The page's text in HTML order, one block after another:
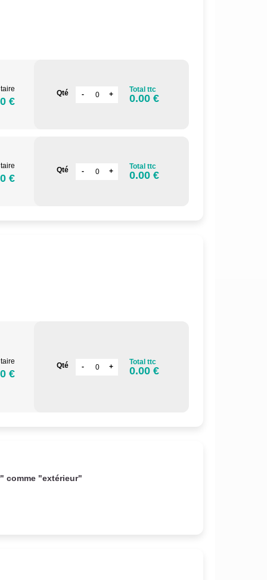
€
Qté Total ttc
0.00 €
€
Qté Total ttc
0.00 €
€
Qté Total ttc
0.00 €
comme "extérieur"